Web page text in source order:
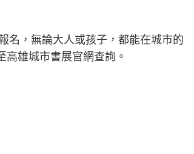
名，無論大人或孩子，都能在城市的
雄城市書展官網查詢。